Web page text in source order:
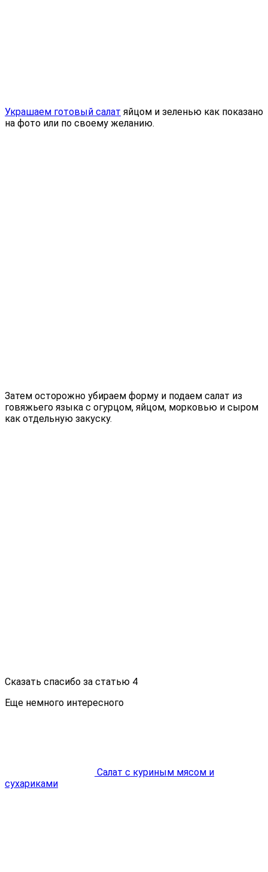
Украшаем готовый салат яйцом и зеленью как показано
на фото или по своему желанию.
Затем осторожно убираем форму и подаем салат из
говяжьего языка с огурцом, яйцом, морковью и сыром
как отдельную закуску.
Сказать спасибо за статью 4
Еще немного интересного
Салат с куриным мясом и
сухариками